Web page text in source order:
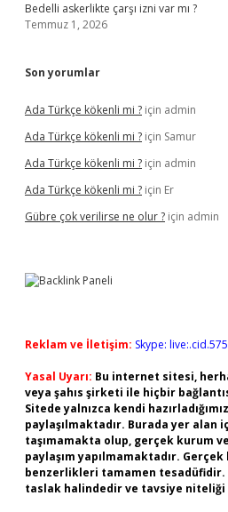
Bedelli askerlikte çarşı izni var mı ?
Temmuz 1, 2026
Son yorumlar
Ada Türkçe kökenli mi ? için admin
Ada Türkçe kökenli mi ? için Samur
Ada Türkçe kökenli mi ? için admin
Ada Türkçe kökenli mi ? için Er
Gübre çok verilirse ne olur ? için admin
Reklam ve İletişim: Skype:
Yasal Uyarı: Bu internet sitesi,
veya şahıs şirketi ile hiçbir
Sitede yalnızca kendi
paylaşılmaktadır. Burada yer
taşımamakta olup, gerçek kurum
paylaşım yapılmamaktadır.
benzerlikleri tamamen
taslak halindedir ve tavsiye niteliği